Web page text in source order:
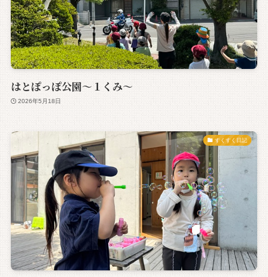
はとぽっぽ公園～１くみ～
2026年5月18日
すくすく日記